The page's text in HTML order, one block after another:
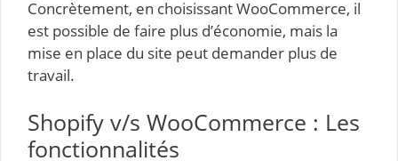
Concrètement, en choisissant WooCommerce, il
est possible de faire plus d’économie, mais la
mise en place du site peut demander plus de
travail.
Shopify v/s WooCommerce : Les
fonctionnalités